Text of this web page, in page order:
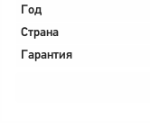
Год
Страна
Гарантия